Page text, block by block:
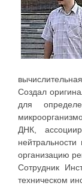
Создал
для
ДНК,
организацию
Сотрудник
техническом